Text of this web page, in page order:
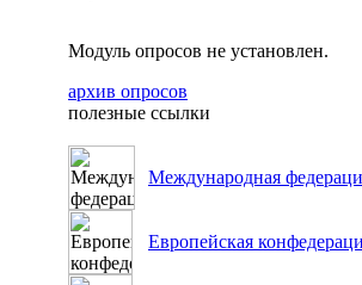
Модуль опросов не установлен.
архив опросов
полезные ссылки
Международная
Европейская